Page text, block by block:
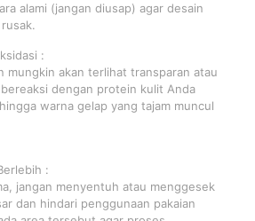
alami (jangan diusap) agar desain
:
mungkin akan terlihat transparan atau
dengan protein kulit Anda
warna gelap yang tajam muncul
:
jangan menyentuh atau menggesek
dan hindari penggunaan pakaian